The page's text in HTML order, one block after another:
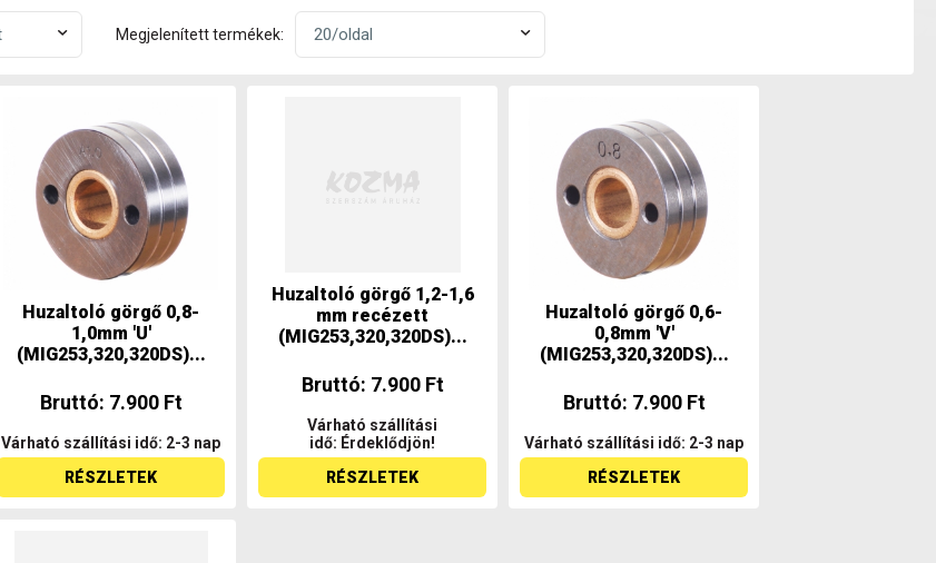
Megjelenített termékek:
Huzaltoló görgő 0,8-
1,0mm 'U'
(MIG253,320,320DS)...
Bruttó: 7.900 Ft
Várható szállítási idő: 2-3 nap
RÉSZLETEK
Huzaltoló görgő 1,2-1,6
mm recézett
(MIG253,320,320DS)...
Bruttó: 7.900 Ft
Várható szállítási
idő: Érdeklődjön!
RÉSZLETEK
Huzaltoló görgő 0,6-
0,8mm 'V'
(MIG253,320,320DS)...
Bruttó: 7.900 Ft
Várható szállítási idő: 2-3 nap
RÉSZLETEK